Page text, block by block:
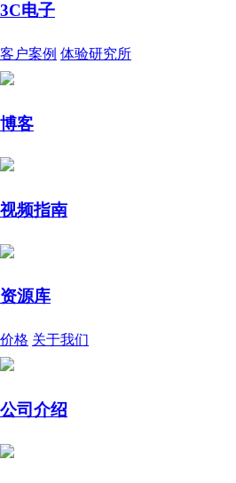
3C电子
客户案例 体验研究所
博客
视频指南
资源库
价格 关于我们
公司介绍